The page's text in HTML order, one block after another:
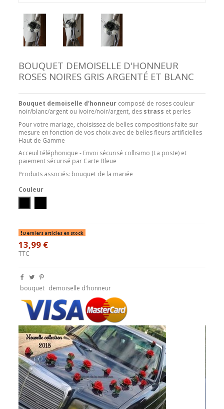
BOUQUET DEMOISELLE D'HONNEUR
ROSES NOIRES GRIS ARGENTÉ ET BLANC
Bouquet demoiselle d'honneur composé de roses couleur
noir/blanc/argent ou ivoire/noir/argent, des strass et perles
Pour votre mariage, choisissez de belles compositions faite sur
mesure en fonction de vos choix avec de belles fleurs artificielles
Haut de Gamme
Acceuil téléphonique - Envoi sécurisé collisimo (La poste) et
paiement sécurisé par Carte Bleue
Produits associés: bouquet de la mariée
Couleur
Derniers articles en stock
13,99 €
TTC
bouquet demoiselle d'honneur